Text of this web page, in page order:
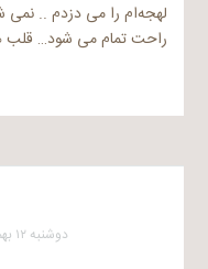
لهجه‌ام را می دزدم ..
راحت تمام می شود… قلب
دوشنبه ۱۲ بهمن ۱۳۸۳ در ۸:۴۲ بعد از ظهر